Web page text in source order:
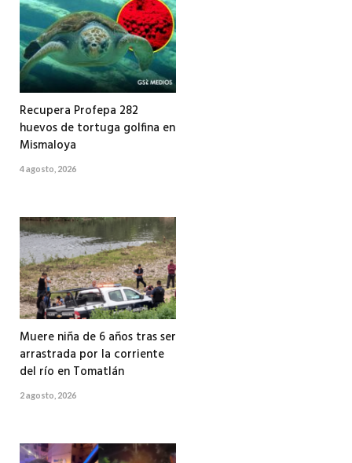
Recupera Profepa 282
huevos de tortuga golfina en
Mismaloya
4 agosto, 2026
Muere niña de 6 años tras ser
arrastrada por la corriente
del río en Tomatlán
2 agosto, 2026